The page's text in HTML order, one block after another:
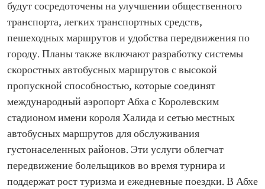
будут сосредоточены на улучшении общественного
транспорта, легких транспортных средств,
пешеходных маршрутов и удобства передвижения по
городу. Планы также включают разработку системы
скоростных автобусных маршрутов с высокой
пропускной способностью, которые соединят
международный аэропорт Абха с Королевским
стадионом имени короля Халида и сетью местных
автобусных маршрутов для обслуживания
густонаселенных районов. Эти услуги облегчат
передвижение болельщиков во время турнира и
поддержат рост туризма и ежедневные поездки. В Абхе